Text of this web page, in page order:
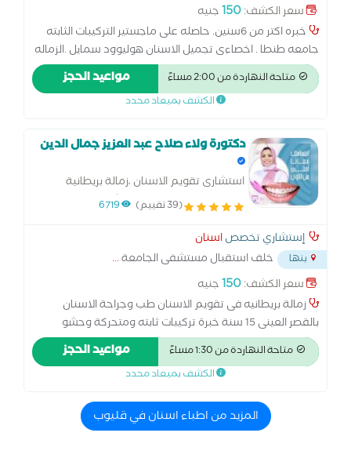
سعر الكشف:150جنيه
خبره اكتر من 6سنين. حاصله على ماجستير التركيبات الثابته
جامعه طنطا . اخصاءى تجميل الاسنان هوليوود سمايل .الزماله
البريطانيه العامه سنه 2017
متاحة النهاردة من 2:00 مساءً مواعيد الحجز
الكشف بميعاد محدد
دكتورة ولاء صلاح عبد العزيز جمال الدين
استشارى تقويم الاسنان ،زمالة بريطانية
بتقويم الاسنان تركيبات وحشوات وجراحة طب
(39 تقييم) 6719
إستشاري تخصصاسنان
بنها خلف استقبال مستشفى الجامعة...
سعر الكشف:150جنيه
زمالة بريطانيه فى تقويم الاسنان طب وجراحة الاسنان
بالقصر العينى 15 سنة خبرة تركيبات ثابته ومتحركة وحشو
تجميلى وحشو العصب وتركيبات الزيركينيوم وزراعة الأسنان
وجلسات فلوريد للاطفال وتبييض ليزر والتدخل المبكر لعلاج
تقدم وتأخر الفكين بالتقويم
متاحة النهاردة من 1:30 مساءً مواعيد الحجز
الكشف بميعاد محدد
المزيد من اطباء اسنان في قليوب